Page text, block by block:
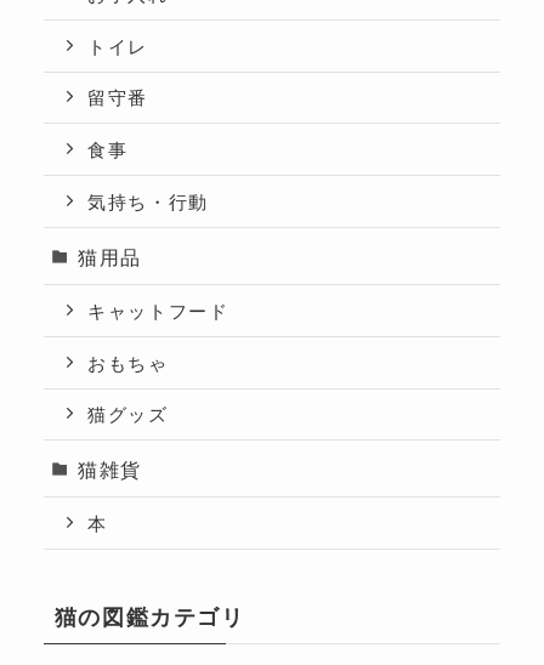
トイレ
留守番
食事
気持ち・行動
猫用品
キャットフード
おもちゃ
猫グッズ
猫雑貨
本
猫の図鑑カテゴリ